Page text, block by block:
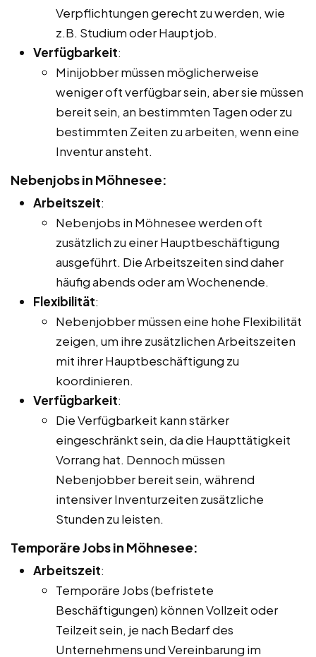
Verpflichtungen gerecht zu werden, wie
z.B. Studium oder Hauptjob.
Verfügbarkeit:
Minijobber müssen möglicherweise
weniger oft verfügbar sein, aber sie müssen
bereit sein, an bestimmten Tagen oder zu
bestimmten Zeiten zu arbeiten, wenn eine
Inventur ansteht.
Nebenjobs in Möhnesee:
Arbeitszeit:
Nebenjobs in Möhnesee werden oft
zusätzlich zu einer Hauptbeschäftigung
ausgeführt. Die Arbeitszeiten sind daher
häufig abends oder am Wochenende.
Flexibilität:
Nebenjobber müssen eine hohe Flexibilität
zeigen, um ihre zusätzlichen Arbeitszeiten
mit ihrer Hauptbeschäftigung zu
koordinieren.
Verfügbarkeit:
Die Verfügbarkeit kann stärker
eingeschränkt sein, da die Haupttätigkeit
Vorrang hat. Dennoch müssen
Nebenjobber bereit sein, während
intensiver Inventurzeiten zusätzliche
Stunden zu leisten.
Temporäre Jobs in Möhnesee:
Arbeitszeit:
Temporäre Jobs (befristete
Beschäftigungen) können Vollzeit oder
Teilzeit sein, je nach Bedarf des
Unternehmens und Vereinbarung im